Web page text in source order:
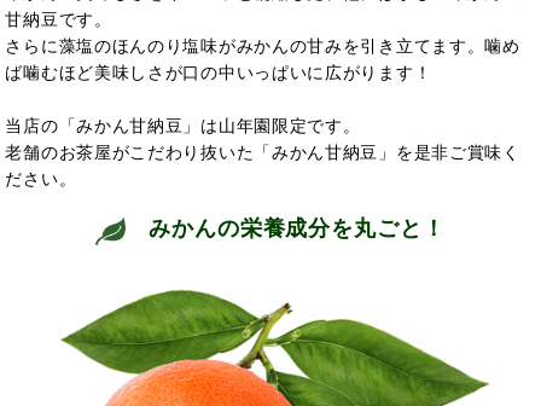
甘納豆です。
さらに藻塩のほんのり塩味がみかんの甘みを引き立てます。噛め
ば噛むほど美味しさが口の中いっぱいに広がります！
当店の「みかん甘納豆」は山年園限定です。
老舗のお茶屋がこだわり抜いた「みかん甘納豆」を是非ご賞味く
ださい。
みかんの栄養成分を丸ごと！